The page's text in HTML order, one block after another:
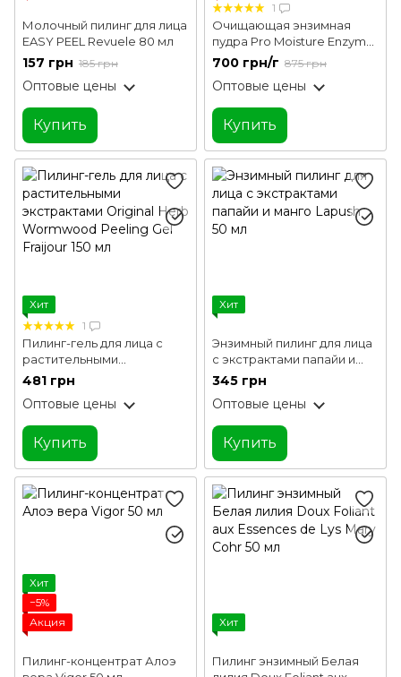
Молочный пилинг для лица
EASY PEEL Revuele 80 мл
157 грн 185 грн
Оптовые цены
Купить
1
Очищающая энзимная
пудра Pro Moisture Enzyme
Powder Wash Fraijour 30 шт
700 грн/г 875 грн
Оптовые цены
Купить
Хит
1
Пилинг-гель для лица с
растительными
экстрактами Original Herb
Wormwood Peeling Gel
Fraijour 150 мл
481 грн
Оптовые цены
Купить
Хит
Энзимный пилинг для лица
с экстрактами папайи и
манго Lapush 50 мл
345 грн
Оптовые цены
Купить
Хит
−5%
Акция
Пилинг-концентрат Алоэ
Хит
Пилинг энзимный Белая